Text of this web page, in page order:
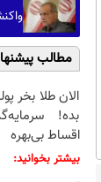
مطالب
بده!
اقساط بی‌بهره
بیشتر بخوانید: